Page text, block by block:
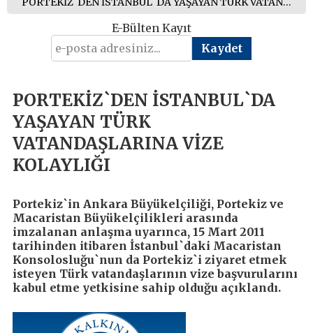
E-Bülten Kayıt
PORTEKİZ`DEN İSTANBUL`DA
YAŞAYAN TÜRK
VATANDAŞLARINA VİZE
KOLAYLIĞI
Portekiz`in Ankara Büyükelçiliği, Portekiz ve
Macaristan Büyükelçilikleri arasında
imzalanan anlaşma uyarınca, 15 Mart 2011
tarihinden itibaren İstanbul`daki Macaristan
Konsolosluğu`nun da Portekiz`i ziyaret etmek
isteyen Türk vatandaşlarının vize başvurularını
kabul etme yetkisine sahip olduğu açıklandı.